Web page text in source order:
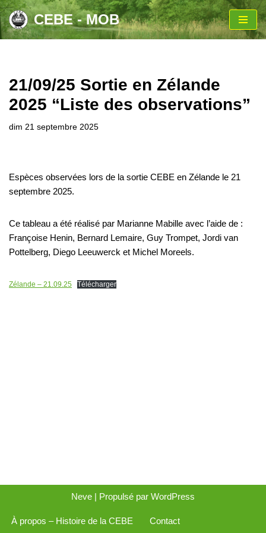
Aller
CEBE - MOB
21/09/25 Sortie en Zélande
2025 “Liste des observations”
dim 21 septembre 2025
Espèces observées lors de la sortie CEBE en Zélande le 21
septembre 2025.
Ce tableau a été réalisé par Marianne Mabille avec l’aide de :
Françoise Henin, Bernard Lemaire, Guy Trompet, Jordi van
Pottelberg, Diego Leeuwerck et Michel Moreels.
Zélande – 21.09.25 Télécharger
Neve | Propulsé par WordPress
À propos – Histoire de la CEBE Contact